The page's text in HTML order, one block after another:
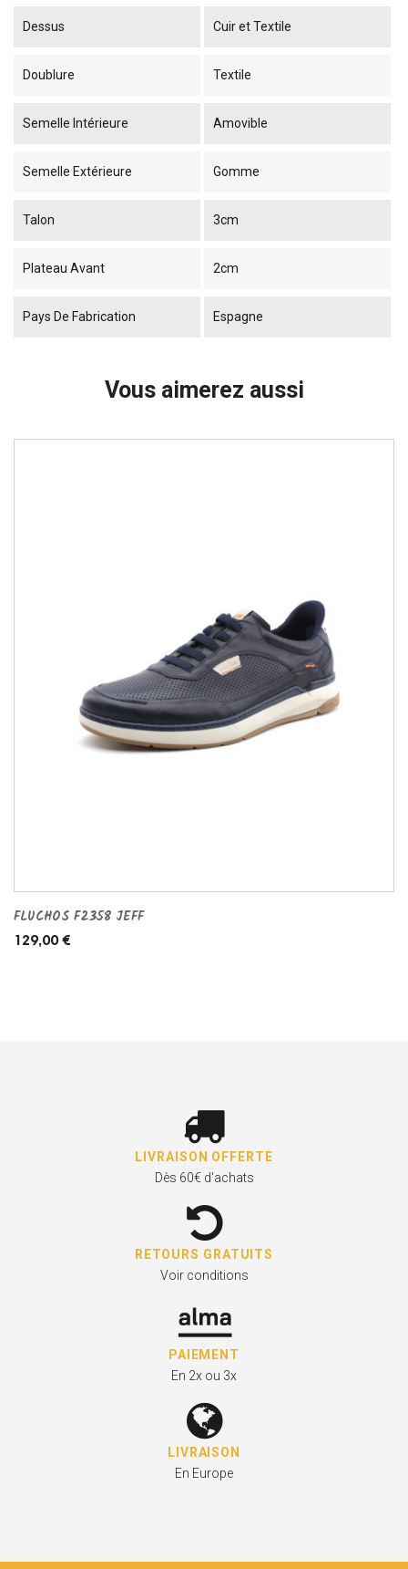
Dessus Cuir et Textile
Doublure Textile
Semelle Intérieure Amovible
Semelle Extérieure Gomme
Talon 3cm
Plateau Avant 2cm
Pays De Fabrication Espagne
Vous aimerez aussi
FLUCHOS F2358 JEFF
129,00 €
LIVRAISON OFFERTE
Dès 60€ d'achats
RETOURS GRATUITS
Voir conditions
PAIEMENT
En 2x ou 3x
LIVRAISON
En Europe